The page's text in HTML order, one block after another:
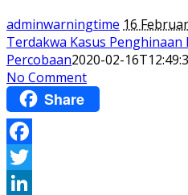
adminwarningtime 16
Terdakwa Kasus
Percobaan2020-02-
No Comment
Share
Facebook
Twitter